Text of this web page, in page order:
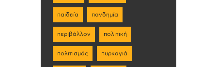
παιδεία πανδημία
περιβάλλον πολιτική
πολιτισμός πυρκαγιά